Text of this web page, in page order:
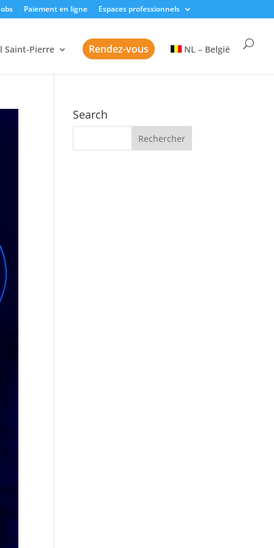
Paiement en ligne Espaces professionnels
Saint-Pierre Rendez-vous NL – België
Search